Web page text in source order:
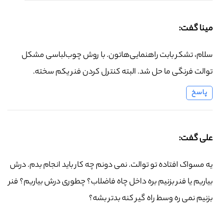
مینا گفت:
سلام، تشکر بابت راهنمایی‌هاتون. با روش چوب‌لباسی مشکل
توالت فرنگی ما حل شد. البته کنترل کردن فنر یکم سخته.
پاسخ
علی گفت:
یه مسواک افتاده تو توالت. نمی دونم چه کار باید انجام بدم. درش
بیاریم یا فنر بزنیم بره داخل چاه فاضلاب؟ چطوری درش بیاریم؟ فنر
بزنیم نمی ره وسط راه گیر کنه بدتر بشه؟